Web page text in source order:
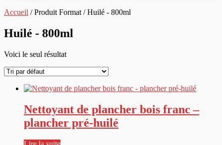
Accueil / Produit Format / Huilé - 800ml
Huilé - 800ml
Voici le seul résultat
Nettoyant de plancher bois franc –
plancher pré-huilé